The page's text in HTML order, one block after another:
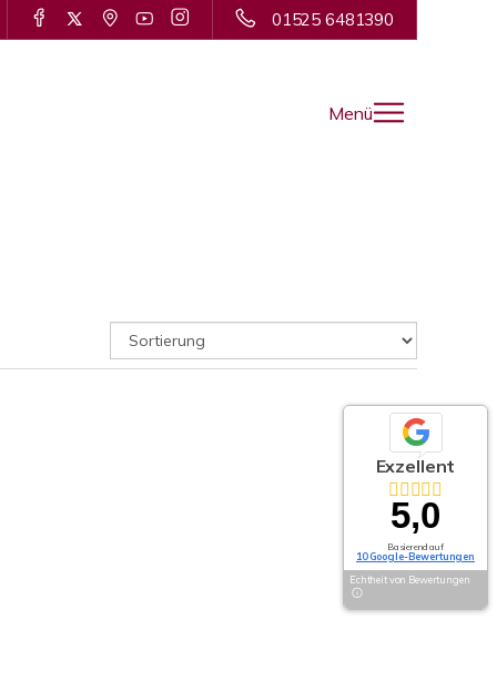
01525 6481390
Menü
Exzellent
5,0
Basierend auf
10 Google-Bewertungen
Echtheit von Bewertungen